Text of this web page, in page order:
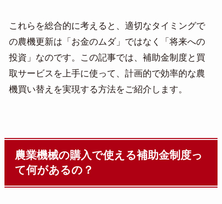
これらを総合的に考えると、適切なタイミングで
の農機更新は「お金のムダ」ではなく「将来への
投資」なのです。この記事では、補助金制度と買
取サービスを上手に使って、計画的で効率的な農
機買い替えを実現する方法をご紹介します。
農業機械の購入で使える補助金制度っ
て何があるの？